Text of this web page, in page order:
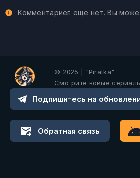
Комментариев еще нет. Вы
© 2025 | "Piratka"
Смотрите новые
Подпишитесь на
Обратная связь